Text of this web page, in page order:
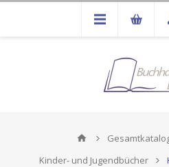
Kinder- und Jugendbücher